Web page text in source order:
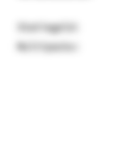
Statiegeld:
Multipacks: